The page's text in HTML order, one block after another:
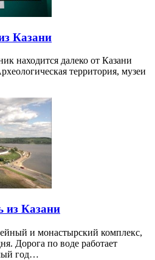
Казани
находится далеко от Казани
территория, музеи
из Казани
и монастырский комплекс,
Дорога по воде работает
год…